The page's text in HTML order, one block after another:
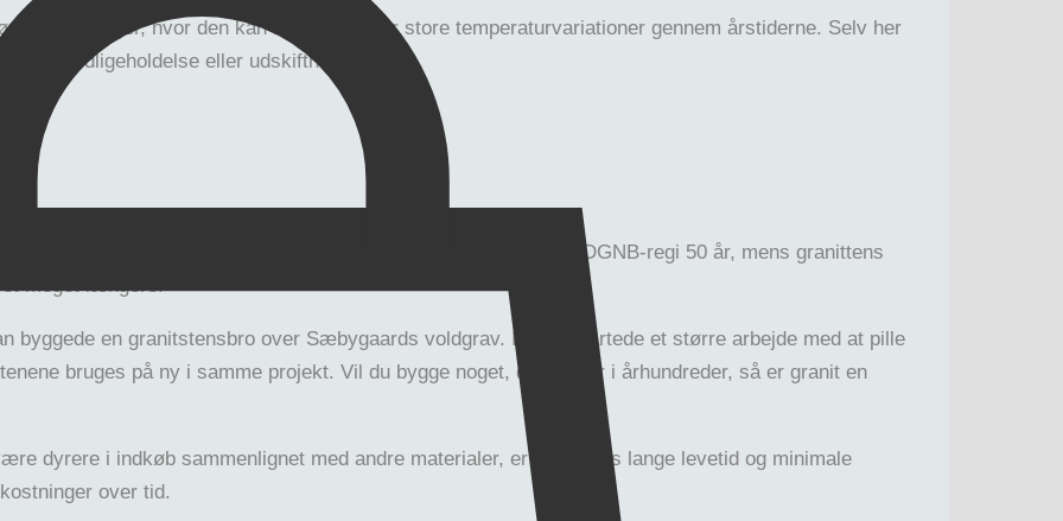
belægninger, hvor den kan blive udsat for store temperaturvariationer gennem årstiderne. Selv her
vedligeholdelse eller udskiftning.
levetid. I dagens Danmark er bygningers forventede levetid i DGNB-regi 50 år, mens granittens
meget længere.
byggede en granitstensbro over Sæbygaards voldgrav. I 2023 startede et større arbejde med at pille
bruges på ny i samme projekt. Vil du bygge noget, der holder i århundreder, så er granit en
dyrere i indkøb sammenlignet med andre materialer, er granittens lange levetid og minimale
over tid.